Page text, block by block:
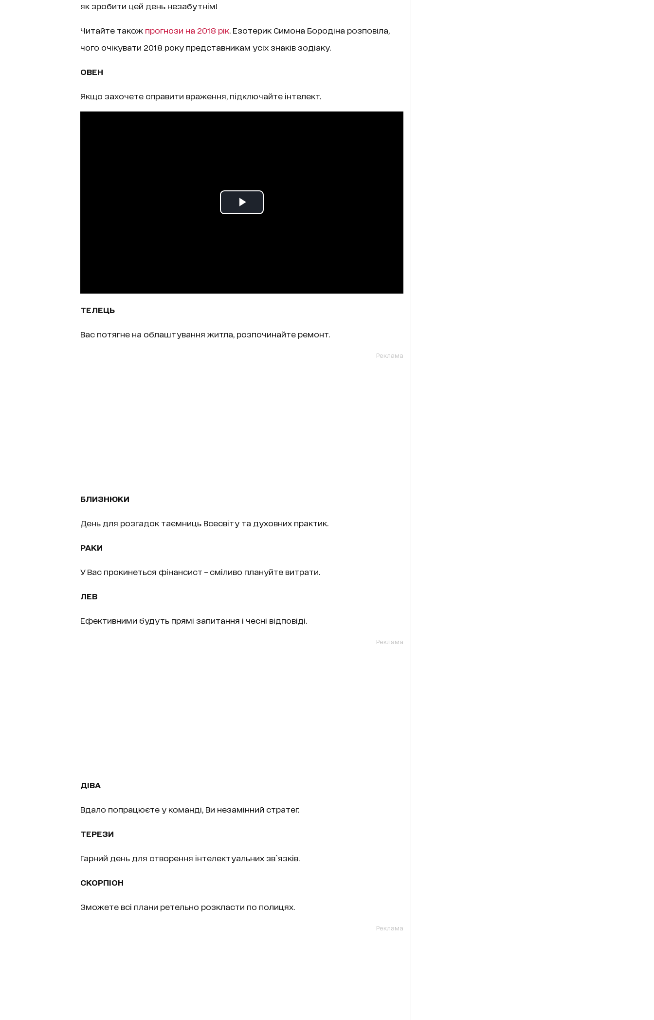
як зробити цей день незабутнім!
Читайте також прогнози на 2018 рік. Езотерик Симона Бородіна розповіла,
чого очікувати 2018 року представникам усіх знаків зодіаку.
ОВЕН
Якщо захочете справити враження, підключайте інтелект.
ТЕЛЕЦЬ
Вас потягне на облаштування житла, розпочинайте ремонт.
Реклама
БЛИЗНЮКИ
День для розгадок таємниць Всесвіту та духовних практик.
РАКИ
У Вас прокинеться фінансист – сміливо плануйте витрати.
ЛЕВ
Ефективними будуть прямі запитання і чесні відповіді.
Реклама
ДІВА
Вдало попрацюєте у команді, Ви незамінний стратег.
ТЕРЕЗИ
Гарний день для створення інтелектуальних зв`язків.
СКОРПІОН
Зможете всі плани ретельно розкласти по полицях.
Реклама